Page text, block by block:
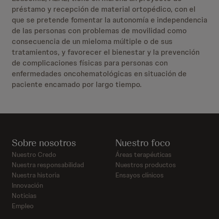
préstamo y recepción de material ortopédico, con el
que se pretende fomentar la autonomía e independencia
de las personas con problemas de movilidad como
consecuencia de un mieloma múltiple o de sus
tratamientos, y favorecer el bienestar y la prevención
de complicaciones físicas para personas con
enfermedades oncohematológicas en situación de
paciente encamado por largo tiempo.
Sobre nosotros
Nuestro Credo
Nuestra responsabilidad
Nuestra historia
Innovación
Noticias
Empleo
Nuestro foco
Áreas terapéuticas
Nuestros productos
Ensayos clínicos